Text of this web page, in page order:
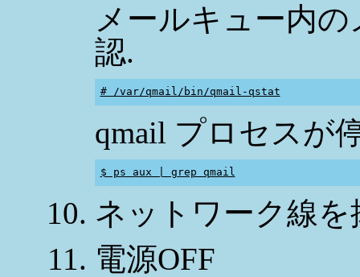
メールキュー内
認.
# /var/qmail/bin/qmail-qstat
qmail プロセスが
$ ps aux | grep qmail
ネットワーク線を
電源OFF